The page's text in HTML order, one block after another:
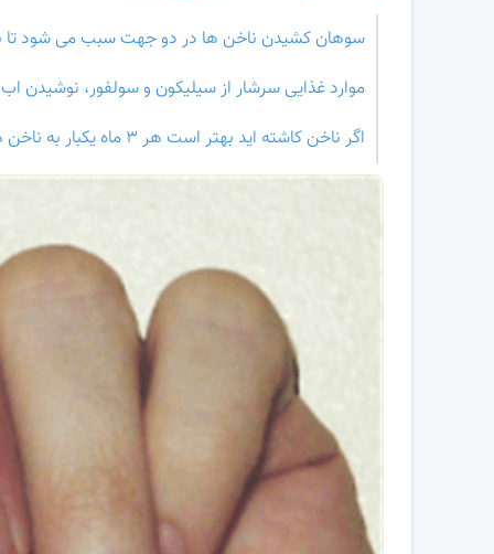
سوهان کشیدن ناخن ها در دو جهت سبب می شود تا
موارد غذایی سرشار از سیلیکون و سولفور، نوشیدن
اگر ناخن کاشته اید بهتر است هر ۳ ماه یکبار به ناخن هایتان استراحت دهید .